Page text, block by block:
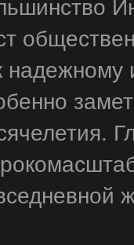
надежному